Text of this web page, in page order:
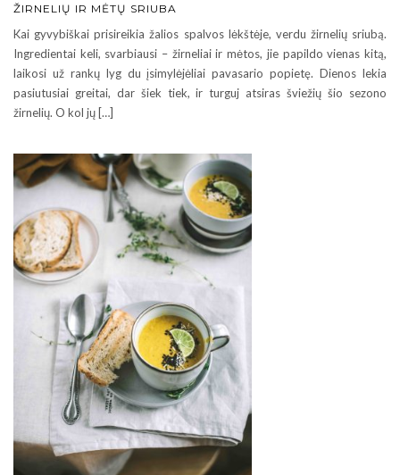
ŽIRNELIŲ IR MĖTŲ SRIUBA
Kai gyvybiškai prisireikia žalios spalvos lėkštėje, verdu žirnelių sriubą.
Ingredientai keli, svarbiausi – žirneliai ir mėtos, jie papildo vienas kitą,
laikosi už rankų lyg du įsimylėjėliai pavasario popietę. Dienos lekia
pasiutusiai greitai, dar šiek tiek, ir turguj atsiras šviežių šio sezono
žirnelių. O kol jų […]